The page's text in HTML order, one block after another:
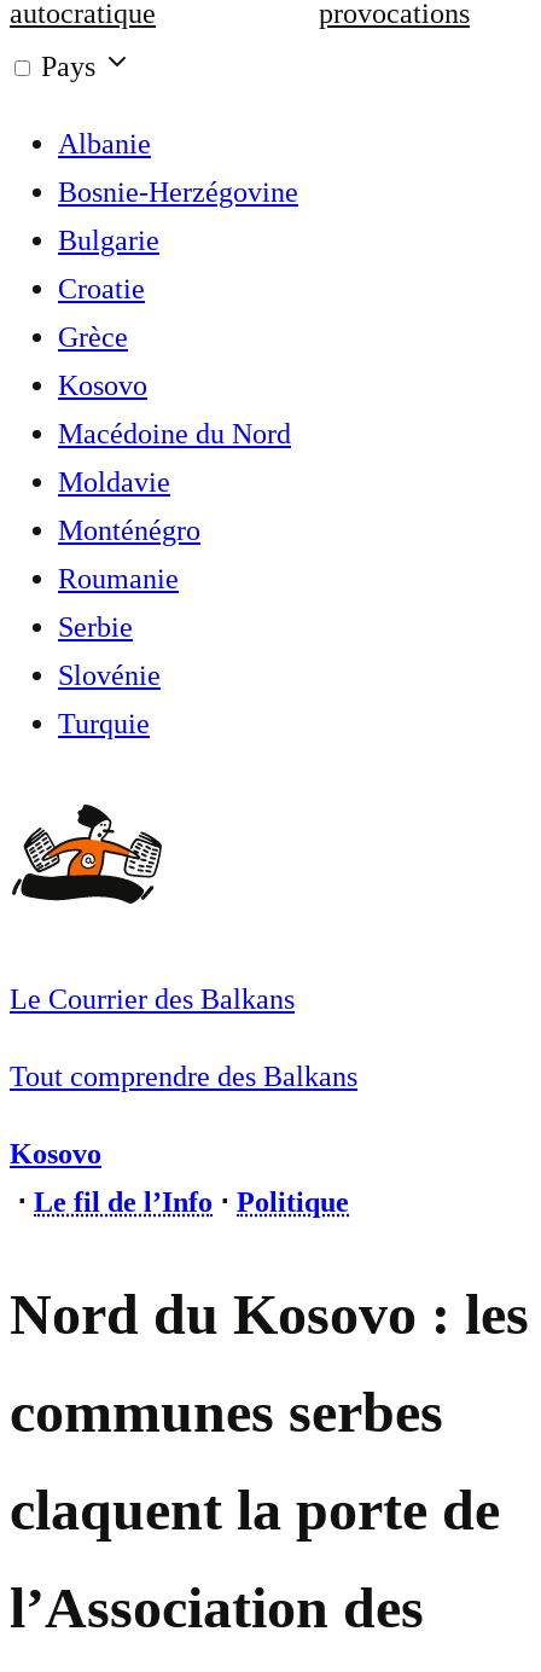
autocratique
provocations
Pays
Albanie
Bosnie-Herzégovine
Bulgarie
Croatie
Grèce
Kosovo
Macédoine du Nord
Moldavie
Monténégro
Roumanie
Serbie
Slovénie
Turquie
Le Courrier des Balkans
Tout comprendre des Balkans
Kosovo
⋅ Le fil de l’Info ⋅ Politique
Nord du Kosovo : les
communes serbes
claquent la porte de
l’Association des